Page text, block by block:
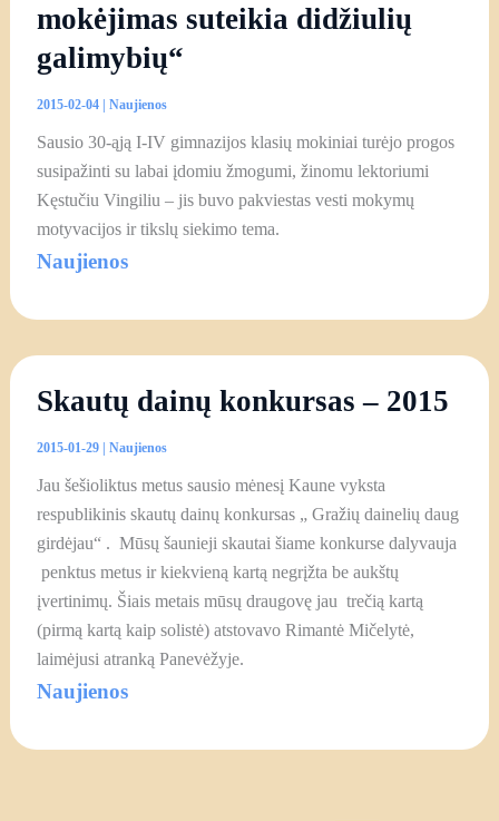
mokėjimas suteikia didžiulių
galimybių“
2015-02-04 Naujienos
Sausio 30-ąją I-IV gimnazijos klasių mokiniai turėjo progos
susipažinti su labai įdomiu žmogumi, žinomu lektoriumi
Kęstučiu Vingiliu – jis buvo pakviestas vesti mokymų
motyvacijos ir tikslų siekimo tema.
Naujienos
Skautų dainų konkursas – 2015
2015-01-29 Naujienos
Jau šešioliktus metus sausio mėnesį Kaune vyksta
respublikinis skautų dainų konkursas „ Gražių dainelių daug
girdėjau“ . Mūsų šaunieji skautai šiame konkurse dalyvauja
penktus metus ir kiekvieną kartą negrįžta be aukštų
įvertinimų. Šiais metais mūsų draugovę jau trečią kartą
(pirmą kartą kaip solistė) atstovavo Rimantė Mičelytė,
laimėjusi atranką Panevėžyje.
Naujienos